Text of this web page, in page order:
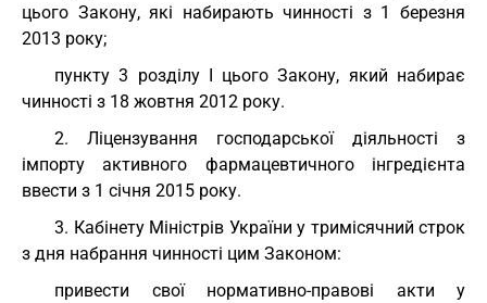
цього Закону, які набирають чинності з 1 березня
2013 року;
пункту 3 розділу I цього Закону, який набирає
чинності з 18 жовтня 2012 року.
2. Ліцензування господарської діяльності з
імпорту активного фармацевтичного інгредієнта
ввести з 1 січня 2015 року.
3. Кабінету Міністрів України у тримісячний строк
з дня набрання чинності цим Законом:
привести свої нормативно-правові акти у